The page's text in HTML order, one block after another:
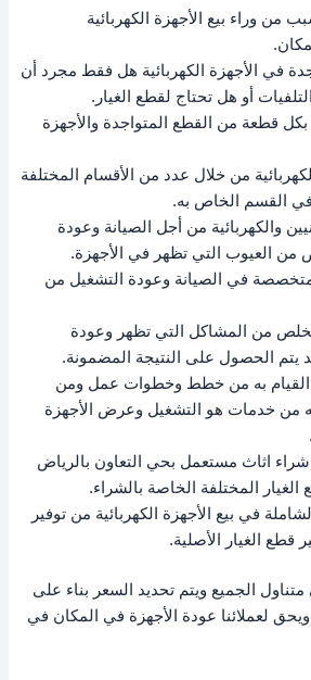
من وراء بيع الأجهزة الكهربائية
في الأجهزة الكهربائية هل فقط مجرد أن
أو هل تحتاج لقطع الغيار.
قطعة من القطع المتواجدة والأجهزة
من خلال عدد من الأقسام المختلفة
القسم الخاص به.
والكهربائية من أجل الصيانة وعودة
من العيوب التي تظهر في الأجهزة.
المتخصصة في الصيانة وعودة التشغيل من
من المشاكل التي تظهر وعودة
يتم الحصول على النتيجة المضمونة.
به من خطط وخطوات عمل ومن
من خدمات هو التشغيل وعرض الأجهزة
اثاث مستعمل بحي التعاون بالرياض
المختلفة الخاصة بالشراء.
في بيع الأجهزة الكهربائية من توفير
قطع الغيار الأصلية.
الجميع ويتم تحديد السعر بناء على
ويحق لعملائنا عودة الأجهزة في المكان في